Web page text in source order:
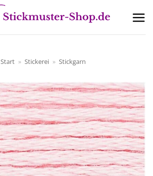
Start » Stickerei » Stickgarn